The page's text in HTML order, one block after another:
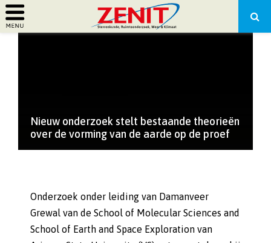
PRIMARY
Nieuw onderzoek stelt bestaande theorieën
over de vorming van de aarde op de proef
Onderzoek onder leiding van Damanveer
Grewal van de School of Molecular Sciences and
School of Earth and Space Exploration van